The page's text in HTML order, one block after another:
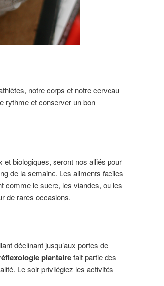
notre corps et notre cerveau
rythme et conserver un bon
biologiques, seront nos alliés pour
de la semaine. Les aliments faciles
comme le sucre, les viandes, ou les
de rares occasions.
déclinant jusqu’aux portes de
plantairefait partie des
Le soir privilégiez les activités